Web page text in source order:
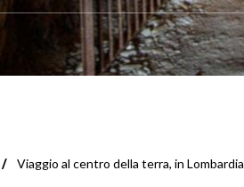
Viaggio al centro della terra, in Lombardia